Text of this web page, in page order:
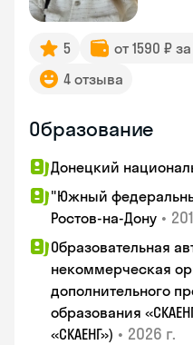
5 от 1590 ₽
4 отзыва
Образование
Донецкий
"Южный
Ростов-на-Дону •
Образовательная
некоммерческая
дополнительного
образования
«СКАЕНГ») • 2026 г.